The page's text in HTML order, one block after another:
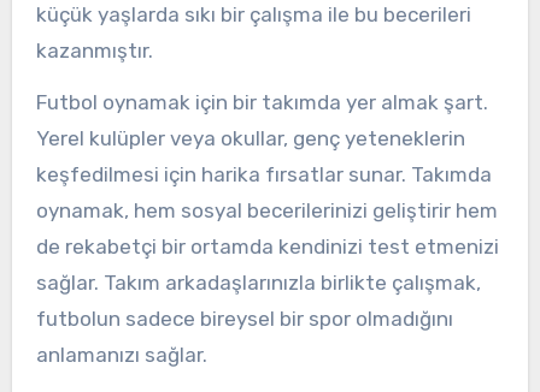
küçük yaşlarda sıkı bir çalışma ile bu becerileri
kazanmıştır.
Futbol oynamak için bir takımda yer almak şart.
Yerel kulüpler veya okullar, genç yeteneklerin
keşfedilmesi için harika fırsatlar sunar. Takımda
oynamak, hem sosyal becerilerinizi geliştirir hem
de rekabetçi bir ortamda kendinizi test etmenizi
sağlar. Takım arkadaşlarınızla birlikte çalışmak,
futbolun sadece bireysel bir spor olmadığını
anlamanızı sağlar.